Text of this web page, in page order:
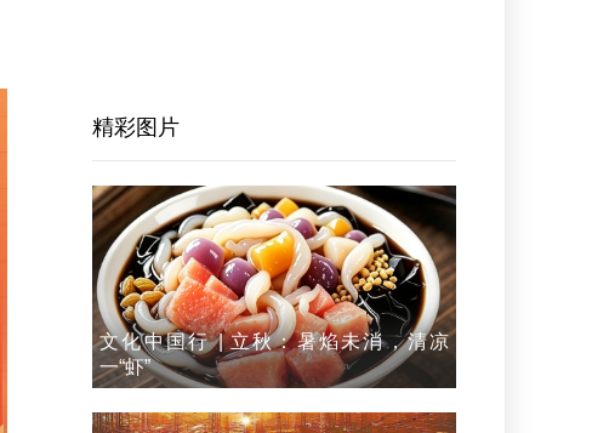
精彩图片
文化中国行 | 立秋：暑焰未消，清凉
一“虾”